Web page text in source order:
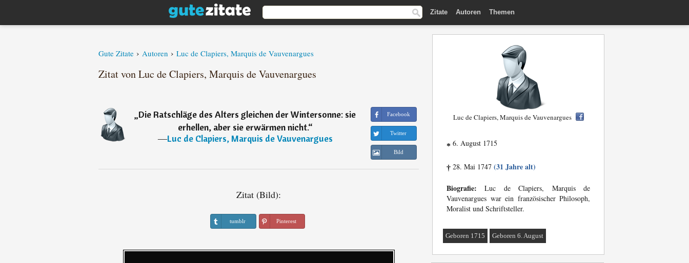
Zitate Autoren Themen
Gute Zitate › Autoren › Luc de Clapiers, Marquis de Vauvenargues
Zitat von Luc de Clapiers, Marquis de Vauvenargues
„Die Ratschläge des Alters gleichen der Wintersonne: sie
erhellen, aber sie erwärmen nicht.“
―Luc de Clapiers, Marquis de Vauvenargues
Facebook
Twitter
Bild
Zitat (Bild):
tumblr Pinterest
Luc de Clapiers, Marquis de Vauvenargues
* 6. August 1715
† 28. Mai 1747 (31 Jahre alt)
Biografie: Luc de Clapiers, Marquis de
Vauvenargues war ein französischer Philosoph,
Moralist und Schriftsteller.
Geboren 1715 Geboren 6. August